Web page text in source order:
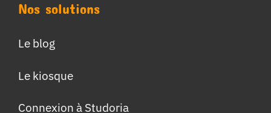
Nos solutions
Le blog
Le kiosque
Connexion à Studoria